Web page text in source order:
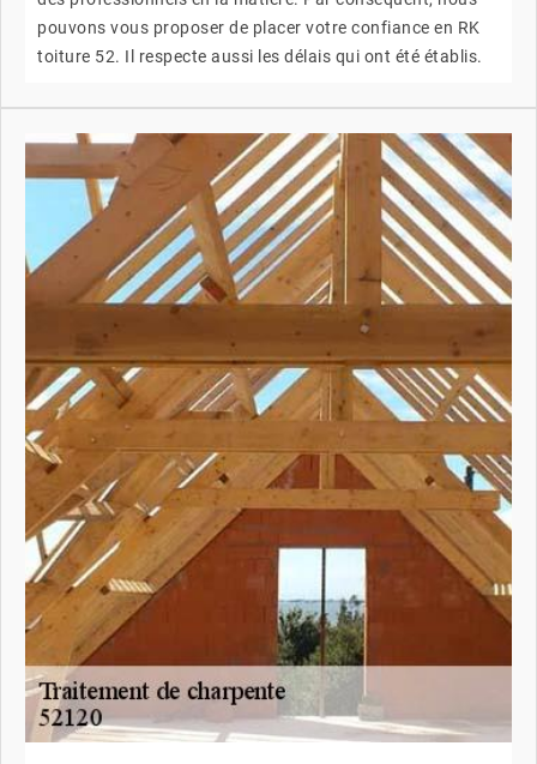
pouvons vous proposer de placer votre confiance en RK
toiture 52. Il respecte aussi les délais qui ont été établis.